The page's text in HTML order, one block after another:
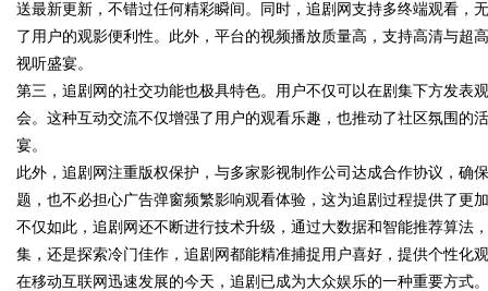
!
送最新更新，不错过任何精彩瞬间。同时，追剧网支持多终端观看，
了用户的观影便利性。此外，平台的视频播放质量高，支持高清与超
视听盛宴。
第三，追剧网的社交功能也极具特色。用户不仅可以在剧集下方发表
会。这种互动交流不仅增强了用户的观看乐趣，也推动了社区氛围的
宴。
此外，追剧网注重版权保护，与多家影视制作公司达成合作协议，确
题，也不必担心广告弹窗频繁影响观看体验，这为追剧过程提供了更
不仅如此，追剧网还不断进行技术升级，通过大数据和智能推荐算法
集，还是探索冷门佳作，追剧网都能精准捕捉用户喜好，提供个性化
在移动互联网迅速发展的今天，追剧已成为大众娱乐的一种重要方式